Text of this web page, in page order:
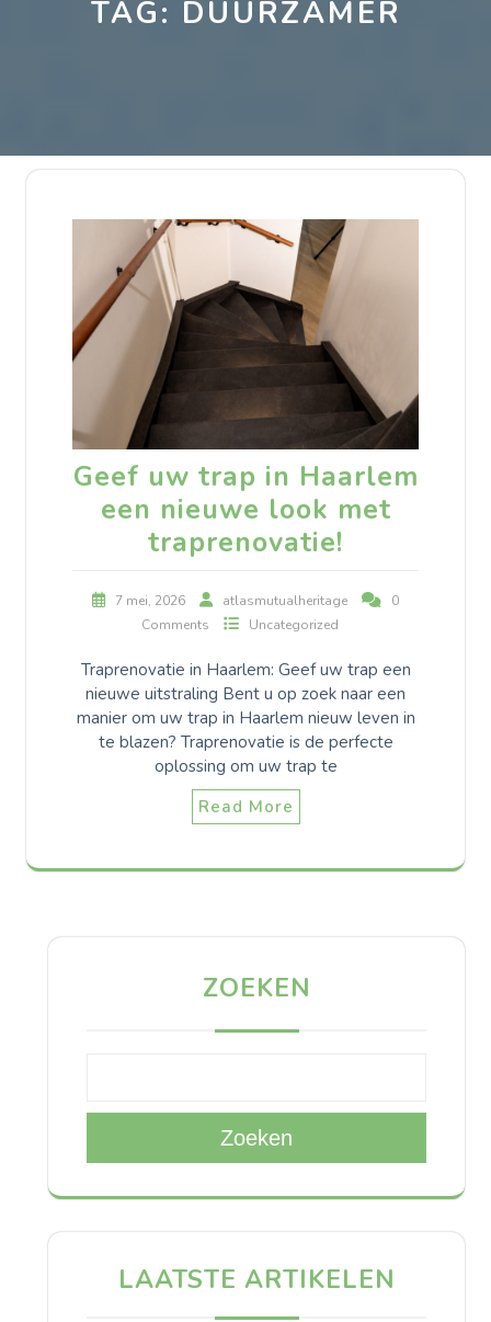
TAG: DUURZAMER
Geef uw trap in Haarlem
een nieuwe look met
traprenovatie!
7 mei, 2026 atlasmutualheritage
0
Comments
Uncategorized
Traprenovatie in Haarlem: Geef uw trap een
nieuwe uitstraling Bent u op zoek naar een
manier om uw trap in Haarlem nieuw leven in
te blazen? Traprenovatie is de perfecte
oplossing om uw trap te
Read More
ZOEKEN
Zoeken
LAATSTE ARTIKELEN